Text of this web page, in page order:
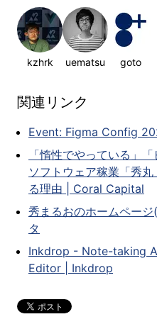
kzhrk uematsu goto
関連リンク
Event: Figma Config
「惰性でやっている」
ソフトウェア稼業「秀
る理由 | Coral Capital
秀まるおのホームペー
タ
Inkdrop - Note-taking
Editor | Inkdrop